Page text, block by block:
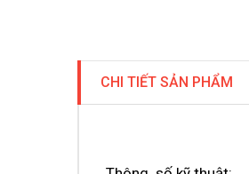
CHI TIẾT SẢN PHẨM